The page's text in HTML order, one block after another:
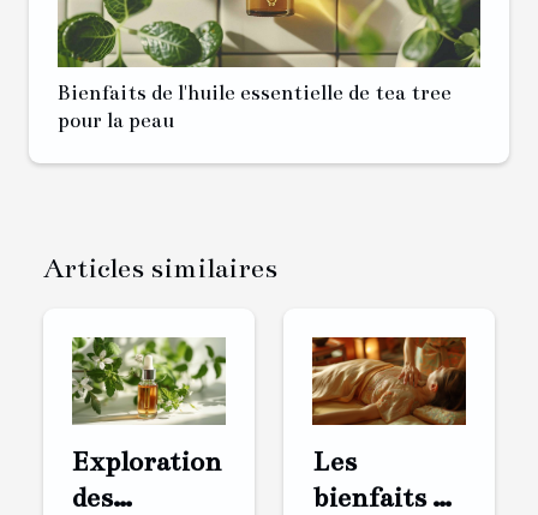
Bienfaits de l'huile essentielle de tea tree
pour la peau
Articles similaires
Exploration
des
Les
bienfaits du